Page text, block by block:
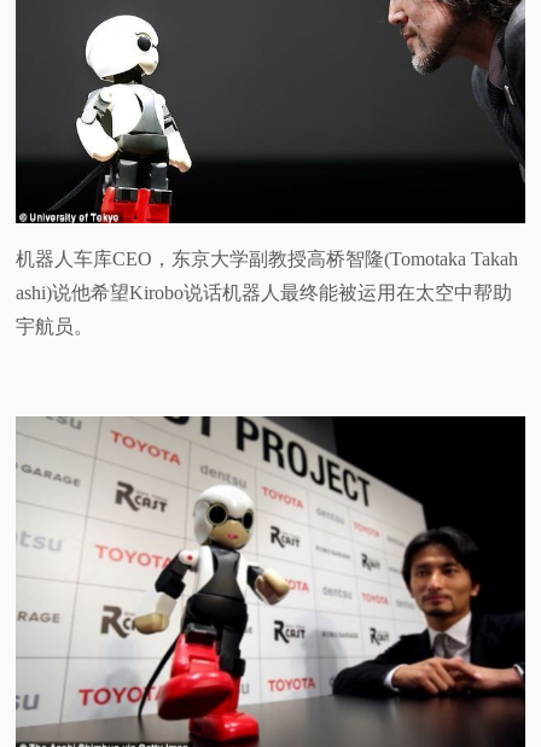
机器人车库CEO，东京大学副教授高桥智隆(Tomotaka Takah
ashi)说他希望Kirobo说话机器人最终能被运用在太空中帮助
宇航员。